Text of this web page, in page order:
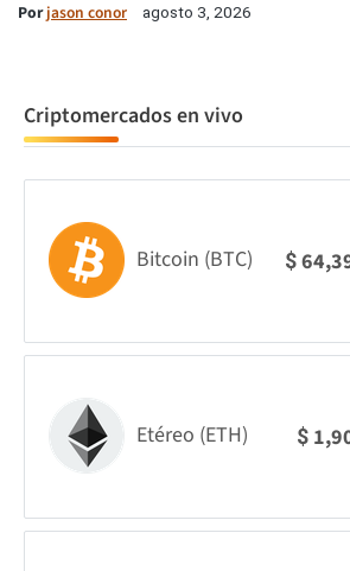
Porjason conor agosto 3, 2026
Criptomercados en vivo
Bitcoin (BTC) $
Etéreo (ETH) $